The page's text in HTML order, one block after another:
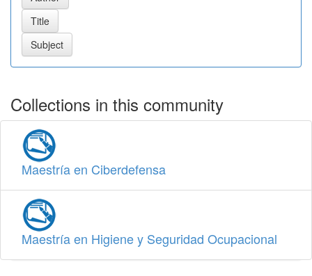
Collections in this community
Maestría en Ciberdefensa
Maestría en Higiene y Seguridad Ocupacional